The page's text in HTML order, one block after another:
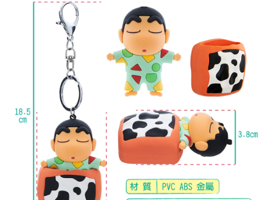
請求用戶進行身份認證。
５．嚴禁一人註冊多個帳號或使用他人資訊註冊。若發現惡意使用之情形，
恩沛科技股份有限公司將有權停止該用戶之使用額度並採取法律行動。